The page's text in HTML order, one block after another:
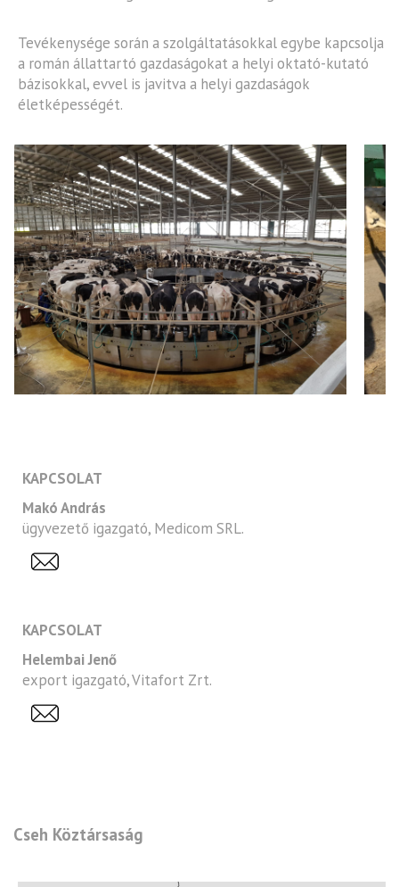
Tevékenysége során a szolgáltatásokkal egybe kapcsolja
a román állattartó gazdaságokat a helyi oktató-kutató
bázisokkal, evvel is javitva a helyi gazdaságok
életképességét.
KAPCSOLAT
Makó András
ügyvezető igazgató, Medicom SRL.
KAPCSOLAT
Helembai Jenő
export igazgató, Vitafort Zrt.
Cseh Köztársaság